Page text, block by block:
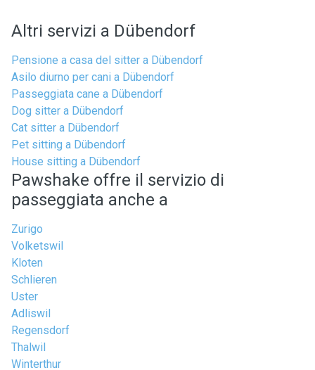
Altri servizi a Dübendorf
Pensione a casa del sitter a Dübendorf
Asilo diurno per cani a Dübendorf
Passeggiata cane a Dübendorf
Dog sitter a Dübendorf
Cat sitter a Dübendorf
Pet sitting a Dübendorf
House sitting a Dübendorf
Pawshake offre il servizio di
passeggiata anche a
Zurigo
Volketswil
Kloten
Schlieren
Uster
Adliswil
Regensdorf
Thalwil
Winterthur